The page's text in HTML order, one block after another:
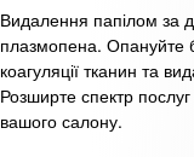
Видалення папілом за
плазмопена. Опануйте
коагуляції тканин та
Розширте спектр
вашого салону.